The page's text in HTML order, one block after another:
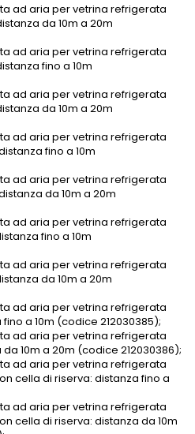
ad aria per vetrina refrigerata
da 10m a 20m
ad aria per vetrina refrigerata
fino a 10m
ad aria per vetrina refrigerata
da 10m a 20m
ad aria per vetrina refrigerata
fino a 10m
ad aria per vetrina refrigerata
da 10m a 20m
ad aria per vetrina refrigerata
fino a 10m
ad aria per vetrina refrigerata
da 10m a 20m
ad aria per vetrina refrigerata
a 10m (codice 212030385);
ad aria per vetrina refrigerata
10m a 20m (codice 212030386);
ad aria per vetrina refrigerata
cella di riserva: distanza fino a
ad aria per vetrina refrigerata
cella di riserva: distanza da 10m